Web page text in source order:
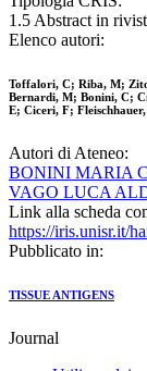
1.5 Abstract in
Elenco autori:
Toffalori, C; Riba, M;
Bernardi, M; Bonini, C;
E; Ciceri, F;
Autori di Ateneo:
BONINI MARIA
VAGO LUCA
Link alla scheda
https://iris.unisr.it/
Pubblicato in:
TISSUE ANTIGENS
Journal